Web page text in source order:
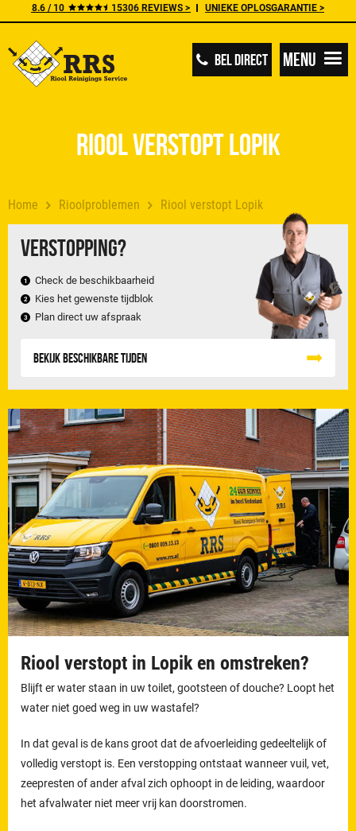
8.6 / 10 15306 REVIEWS > UNIEKE OPLOSGARANTIE >
BEL DIRECT Menu
Home Rioolproblemen Riool verstopt Lopik
Verstopping?
Check de beschikbaarheid
Kies het gewenste tijdblok
Plan direct uw afspraak
Bekijk beschikbare tijden
Riool verstopt Lopik
Riool verstopt in Lopik en omstreken?
Blijft er water staan in uw toilet, gootsteen of douche? Loopt het
water niet goed weg in uw wastafel?
In dat geval is de kans groot dat de afvoerleiding gedeeltelijk of
volledig verstopt is. Een verstopping ontstaat wanneer vuil, vet,
zeepresten of ander afval zich ophoopt in de leiding, waardoor
het afvalwater niet meer vrij kan doorstromen.